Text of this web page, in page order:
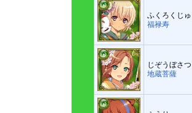
ふくろくじゅ
福禄寿
じぞうぼさつ
地蔵菩薩